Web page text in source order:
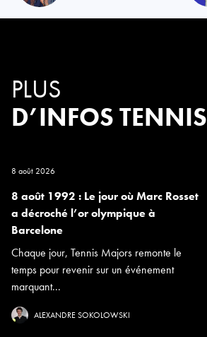
PLUS
D’INFOS TENNIS
8 août 2026
8 août 1992 : Le jour où Marc Rosset
a décroché l’or olympique à
Barcelone
Chaque jour, Tennis Majors remonte le
temps pour revenir sur un événement
marquant...
ALEXANDRE SOKOLOWSKI